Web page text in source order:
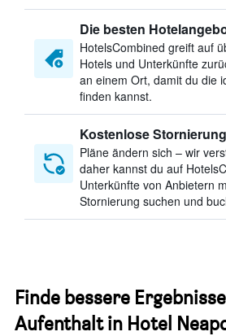
Die besten
HotelsCombined greift auf
Hotels und Unterkünfte
an einem Ort, damit du die
finden kannst.
Kostenlose Stornierung
Pläne ändern sich – wir
daher kannst du auf
Unterkünfte von Anbietern
Stornierung suchen und
Finde bessere
Aufenthalt in Hotel